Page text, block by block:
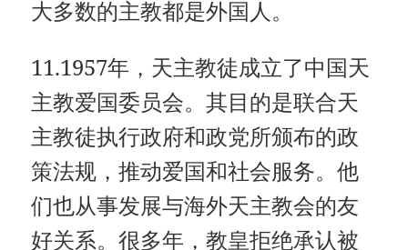
大多数的主教都是外国人。
11.1957年，天主教徒成立了中国天
主教爱国委员会。其目的是联合天
主教徒执行政府和政党所颁布的政
策法规，推动爱国和社会服务。他
们也从事发展与海外天主教会的友
好关系。很多年，教皇拒绝承认被